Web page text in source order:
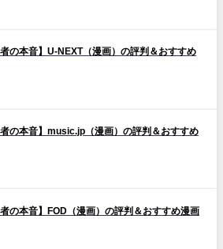
者の本音】U-NEXT（漫画）の評判＆おすすめ
者の本音】music.jp（漫画）の評判＆おすすめ
者の本音】FOD（漫画）の評判＆おすすめ漫画